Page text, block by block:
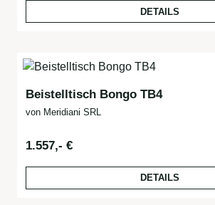
DETAILS
Beistelltisch Bongo TB4
von Meridiani SRL
Regulärer Preis:
1.557,- €
DETAILS